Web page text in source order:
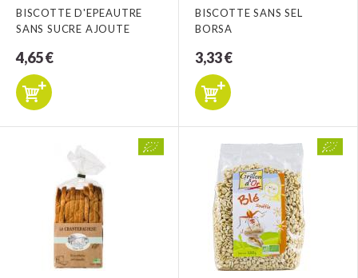
BISCOTTE D'EPEAUTRE
SANS SUCRE AJOUTE
4,65 €
BISCOTTE SANS SEL
BORSA
3,33 €